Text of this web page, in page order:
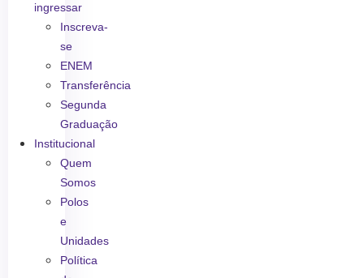
ingressar
Inscreva-
se
ENEM
Transferência
Segunda
Graduação
Institucional
Quem
Somos
Polos
e
Unidades
Política